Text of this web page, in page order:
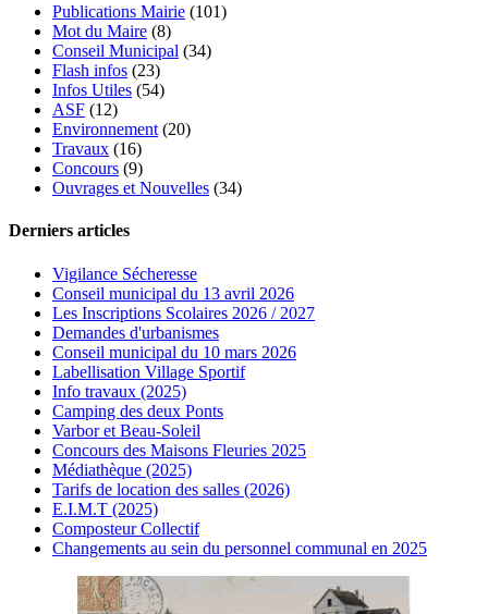
Publications Mairie (101)
Mot du Maire (8)
Conseil Municipal (34)
Flash infos (23)
Infos Utiles (54)
ASF (12)
Environnement (20)
Travaux (16)
Concours (9)
Ouvrages et Nouvelles (34)
Derniers articles
Vigilance Sécheresse
Conseil municipal du 13 avril 2026
Les Inscriptions Scolaires 2026 / 2027
Demandes d'urbanismes
Conseil municipal du 10 mars 2026
Labellisation Village Sportif
Info travaux (2025)
Camping des deux Ponts
Varbor et Beau-Soleil
Concours des Maisons Fleuries 2025
Médiathèque (2025)
Tarifs de location des salles (2026)
E.I.M.T (2025)
Composteur Collectif
Changements au sein du personnel communal en 2025